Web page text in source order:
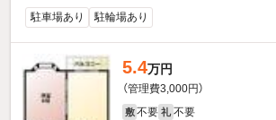
駐車場あり
駐輪場あり
5.4万円
（管理費3,000円）
敷 不要 礼 不要